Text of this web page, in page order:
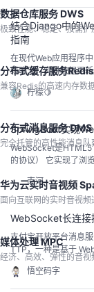
数据仓库服务 DWS
极致性能、稳定、按需扩
分布式缓存服务
兼容Redis的高速内存数
分布式消息服务 DMS
完全托管的高性能消息队
华为云实时音视频
面向互联网的实时音视频
媒体处理 MPC
经济、高效、弹性的音视
结合Django中的
指南
在现代Web应用程序
线聊天、实时数据更
o作为一个强大的Web
但是在实时通信方面
中，我们将探讨如何
功能。 WebSocket...
柠檬🍋
SpringBoot实现
WebSocket是
的协议） 它实现了浏
南河
WebSocket长连接
支付宝开放平台消息
TTP，一种是基于
的优势，所以一般选
息。 悟空码字